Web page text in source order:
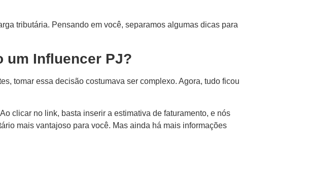
tributária. Pensando em você, separamos algumas dicas para
um Influencer PJ?
tomar essa decisão costumava ser complexo. Agora, tudo ficou
clicar no link, basta inserir a estimativa de faturamento, e nós
mais vantajoso para você. Mas ainda há mais informações